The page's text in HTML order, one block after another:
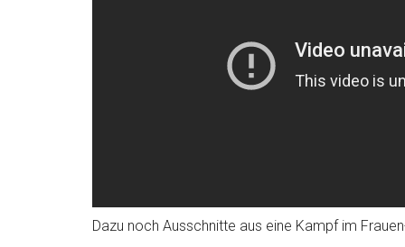
Dazu noch Ausschnitte aus eine Kampf im